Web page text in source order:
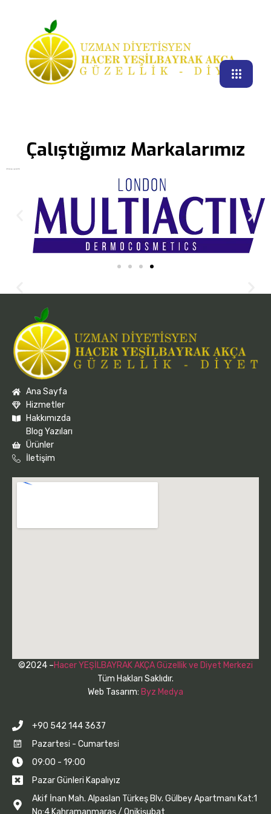
Çalıştığımız Markalarımız
Ana Sayfa
Hizmetler
Hakkımızda
Blog Yazıları
Ürünler
İletişim
©2024 –Hacer YEŞİLBAYRAK AKÇA Güzellik ve Diyet Merkezi
Tüm Hakları Saklıdır.
Web Tasarım: Byz Medya
+90 542 144 3637
Pazartesi - Cumartesi
09:00 - 19:00
Pazar Günleri Kapalıyız
Akif İnan Mah. Alpaslan Türkeş Blv. Gülbey Apartmanı Kat:1